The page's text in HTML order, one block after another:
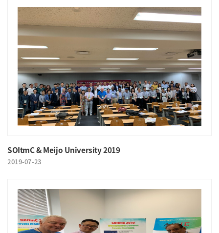
SOItmC & Meijo University 2019
2019-07-23